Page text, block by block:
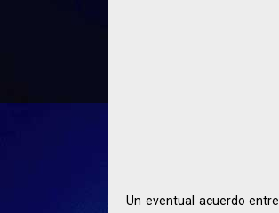
Un eventual acuerdo entre